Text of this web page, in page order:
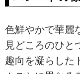
色鮮やかで華麗
見どころのひと
趣向を凝らした